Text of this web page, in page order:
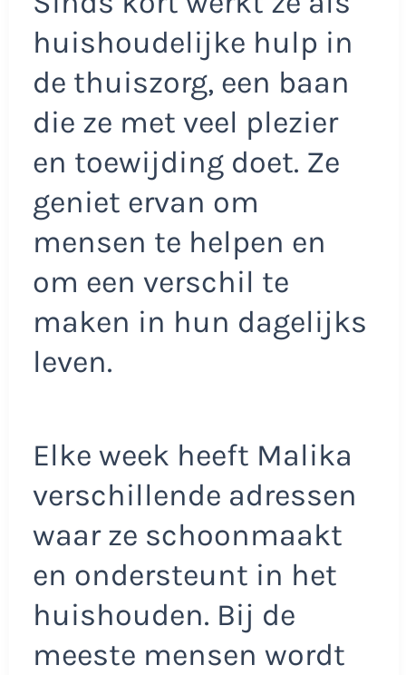
huishoudelijke hulp in
de thuiszorg, een baan
die ze met veel plezier
en toewijding doet. Ze
geniet ervan om
mensen te helpen en
om een verschil te
maken in hun dagelijks
leven.
Elke week heeft Malika
verschillende adressen
waar ze schoonmaakt
en ondersteunt in het
huishouden. Bij de
meeste mensen wordt